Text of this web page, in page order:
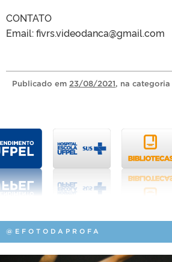
CONTATO
Email: fivrs.videodanca@gmail.com
Publicado em 23/08/2021, na categoria
@EFOTODAPROFA